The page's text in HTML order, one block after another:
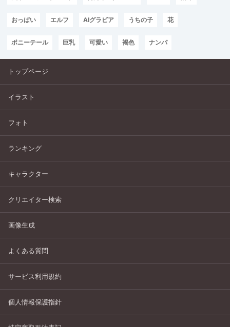
おっぱい エルフ AIグラビア うちの子 花
ポニーテール 巨乳 可愛い 褐色 ナンパ
トップページ
イラスト
フォト
ランキング
キャラクター
クリエイター検索
画像生成
よくある質問
サービス利用規約
個人情報保護指針